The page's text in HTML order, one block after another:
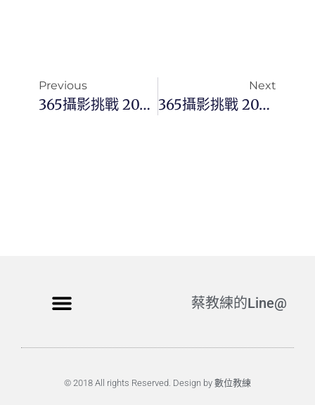
Previous
365攝影挑戰 20251009(四)282/365 Day3551
Next
365攝影挑戰 20251011(六)284/365 Day3553
蔡教練的Line@
© 2018 All rights Reserved. Design by 數位教練